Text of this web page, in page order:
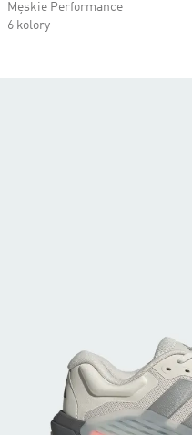
Męskie Performance
6 kolory